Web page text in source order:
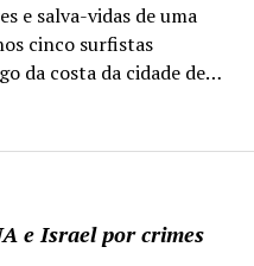
e Israel por crimes
e salva-vidas de uma
cinco surfistas
da costa da cidade de…